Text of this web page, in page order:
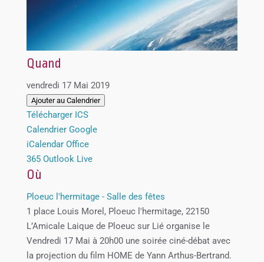
Quand
vendredi 17 Mai 2019
Ajouter au Calendrier
Télécharger ICS
Calendrier Google
iCalendar Office
365 Outlook Live
Où
Ploeuc l'hermitage - Salle des fêtes
1 place Louis Morel, Ploeuc l'hermitage, 22150
L’Amicale Laique de Ploeuc sur Lié organise le
Vendredi 17 Mai à 20h00 une soirée ciné-débat avec
la projection du film HOME de Yann Arthus-Bertrand.